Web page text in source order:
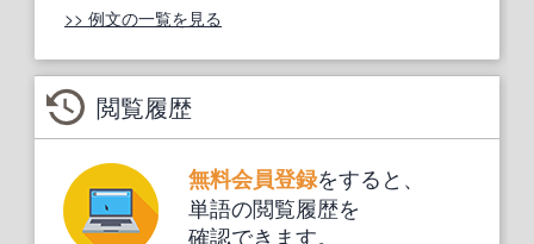
>> 例文の一覧を見る
閲覧履歴
無料会員登録をすると、
単語の閲覧履歴を
確認できます。